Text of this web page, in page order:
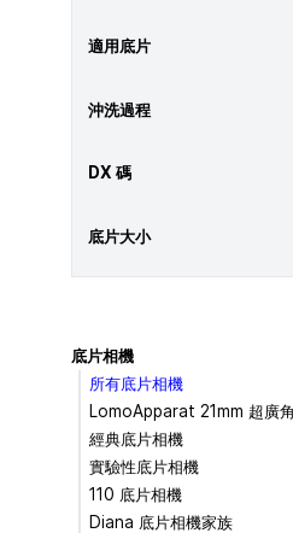
適用底片
沖洗過程
DX 碼
底片大小
底片相機
所有底片相機
LomoApparat 21mm 超廣
經典底片相機
實驗性底片相機
110 底片相機
Diana 底片相機家族